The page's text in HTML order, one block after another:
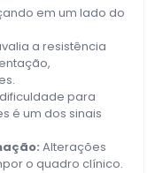
em um lado do
a resistência
para
é um dos sinais
Alterações
o quadro clínico.